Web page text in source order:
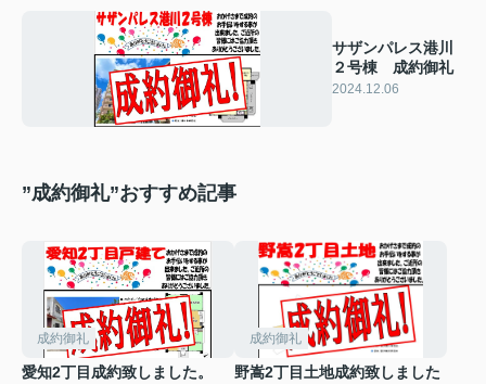
サザンパレス港川
２号棟 成約御礼
2024.12.06
”成約御礼”おすすめ記事
成約御礼
愛知2丁目成約致しました。
成約御礼
野嵩2丁目土地成約致しました